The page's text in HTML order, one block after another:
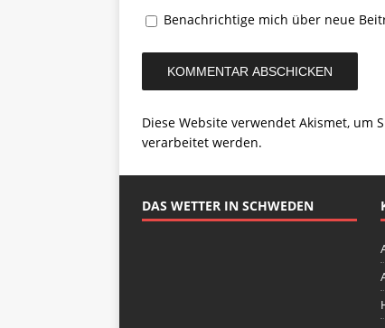
Benachrichtige mich über neue
Diese Website verwendet Akismet, um
verarbeitet werden.
DAS WETTER IN SCHWEDEN